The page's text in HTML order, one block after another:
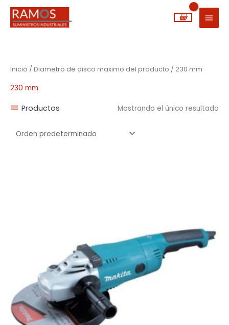
MENÚ
Inicio / Diametro de disco maximo del producto / 230 mm
230 mm
Productos Mostrando el único resultado